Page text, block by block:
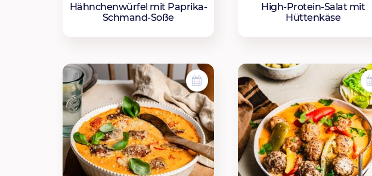
Hähnchenwürfel mit Paprika-
Schmand-Soße
High-Protein-Salat mit
Hüttenkäse